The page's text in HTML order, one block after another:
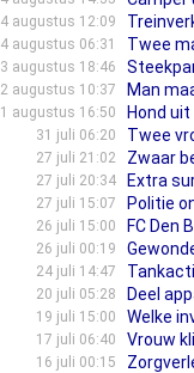
4 augustus 12:09
4 augustus 06:31 Twee
3 augustus 18:46
2 augustus 10:37 Man
1 augustus 16:50 Hond
31 juli 06:20 Twee
27 juli 21:02 Zwaar
27 juli 20:34 Extra
27 juli 15:07 Politie
26 juli 15:00 FC Den
26 juli 00:19
24 juli 14:47
20 juli 05:28 Deel
19 juli 15:00 Welke
17 juli 06:40 Vrouw
16 juli 00:15